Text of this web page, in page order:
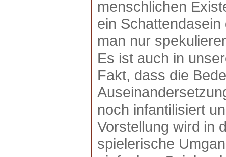
menschlichen
ein
man nur
Es ist auch in
Fakt, dass die
noch infantilisiert
Vorstellung wird in
spielerische